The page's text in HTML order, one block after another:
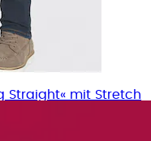
Straight« mit Stretch